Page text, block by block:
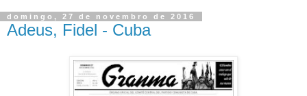
domingo, 27 de novembro de 2016
Adeus, Fidel - Cuba